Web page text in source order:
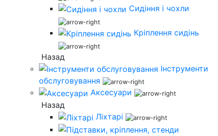
Сидіння і чохли
Кріплення сидінь
Назад
Інструменти
обслуговування
Аксесуари
Назад
Ліхтарі